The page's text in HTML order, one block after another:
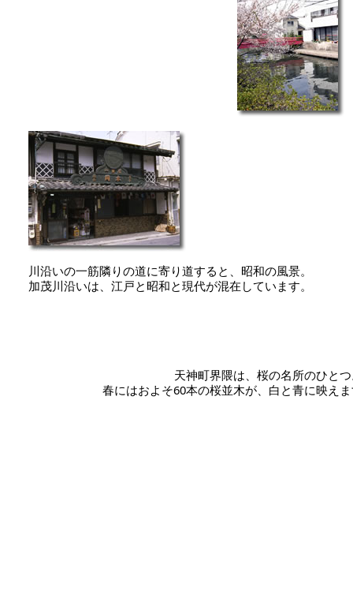
川沿いの一筋隣りの道に寄り道すると、昭和の風景。
加茂川沿いは、江戸と昭和と現代が混在しています。
天神町界隈は、桜の名所のひと
春にはおよそ60本の桜並木が、白と青に映え